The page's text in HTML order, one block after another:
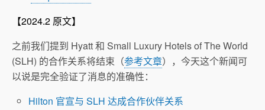
【2024.2 原文】
之前我们提到 Hyatt 和 Small Luxury Hotels of The World
(SLH) 的合作关系将结束（参考文章），今天这个新闻可
以说是完全验证了消息的准确性：
Hilton 官宣与 SLH 达成合作伙伴关系